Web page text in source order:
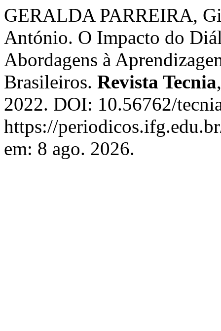
GERALDA PARREIRA,
António. O Impacto do
Abordagens à
Brasileiros. Revista Tecnia
2022. DOI: 10.56762/
https://
em: 8 ago. 2026.